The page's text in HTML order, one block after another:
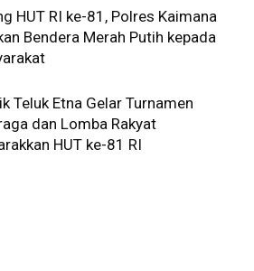
HUT RI ke-81, Polres Kaimana
Bendera Merah Putih kepada
Teluk Etna Gelar Turnamen
dan Lomba Rakyat
HUT ke-81 RI